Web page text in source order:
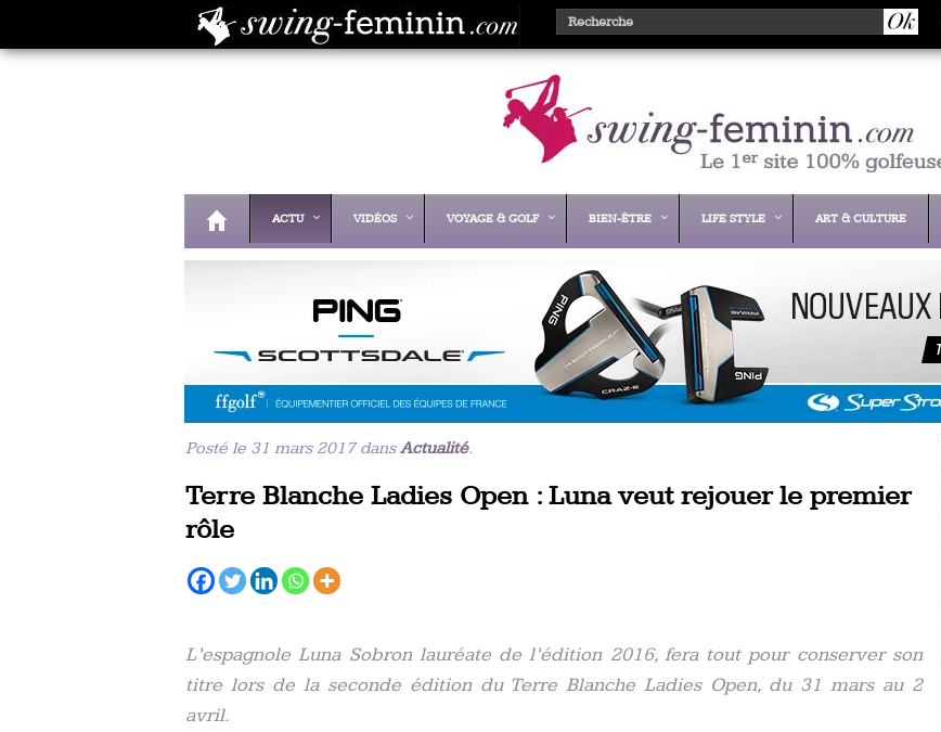
ACTU VIDÉOS VOYAGE & GOLF BIEN-ÊTRE LIFE STYLE ART & CULTURE
Posté le 31 mars 2017 dansActualité.
Terre Blanche Ladies Open : Luna veut rejouer le premier
rôle
L’espagnole Luna Sobron lauréate de l’édition 2016, fera tout pour conserver son
titre lors de la seconde édition du Terre Blanche Ladies Open, du 31 mars au 2
avril.